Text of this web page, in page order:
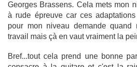
Georges Brassens. Cela mets mon
à rude épreuve car ces
pour mon niveau demande quand
travail mais çà en vaut vraiment la
Bref...tout cela prend une bonne